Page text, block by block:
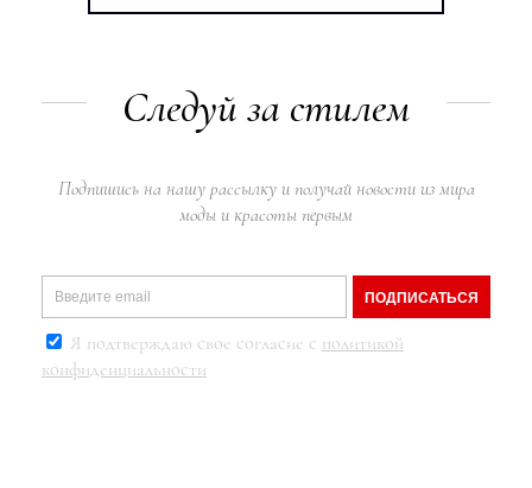
Следуй за стилем
Подпишись на нашу рассылку и получай новости из мира
моды и красоты первым
ПОДПИСАТЬСЯ
Я подтверждаю свое согласие с политикой
конфиденциальности